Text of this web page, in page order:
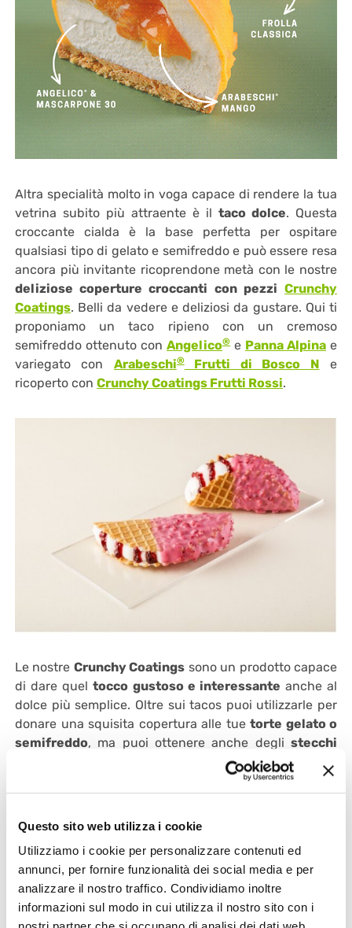
Questo sito web utilizza i cookie
Utilizziamo i cookie per personalizzare contenuti ed
annunci, per fornire funzionalità dei social media e per
analizzare il nostro traffico. Condividiamo inoltre
informazioni sul modo in cui utilizza il nostro sito con i
Altra specialità molto in voga capace di rendere la tua
vetrina subito più attraente è il taco dolce. Questa
croccante cialda è la base perfetta per ospitare
qualsiasi tipo di gelato e semifreddo e può essere resa
ancora più invitante ricoprendone metà con le nostre
deliziose coperture croccanti con pezzi Crunchy
Coatings. Belli da vedere e deliziosi da gustare. Qui ti
proponiamo un taco ripieno con un cremoso
semifreddo ottenuto con Angelico® e Panna Alpina e
variegato con Arabeschi®Frutti di Bosco N e
ricoperto con Crunchy Coatings Frutti Rossi.
Le nostre Crunchy Coatings sono un prodotto capace
di dare queltocco gustoso e interessante anche al
dolce più semplice. Oltre sui tacos puoi utilizzarle per
donare una squisita copertura alle tue torte gelato o
semifreddo, ma puoi ottenere anche degli stecchi
capaci di donare colore e
varietà alla tua vetrina. Qui vedi diversi modi per
Coatings Mango